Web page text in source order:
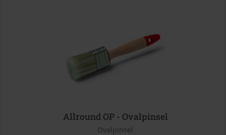
Allround OP - Ovalpinsel
Ovalpinsel